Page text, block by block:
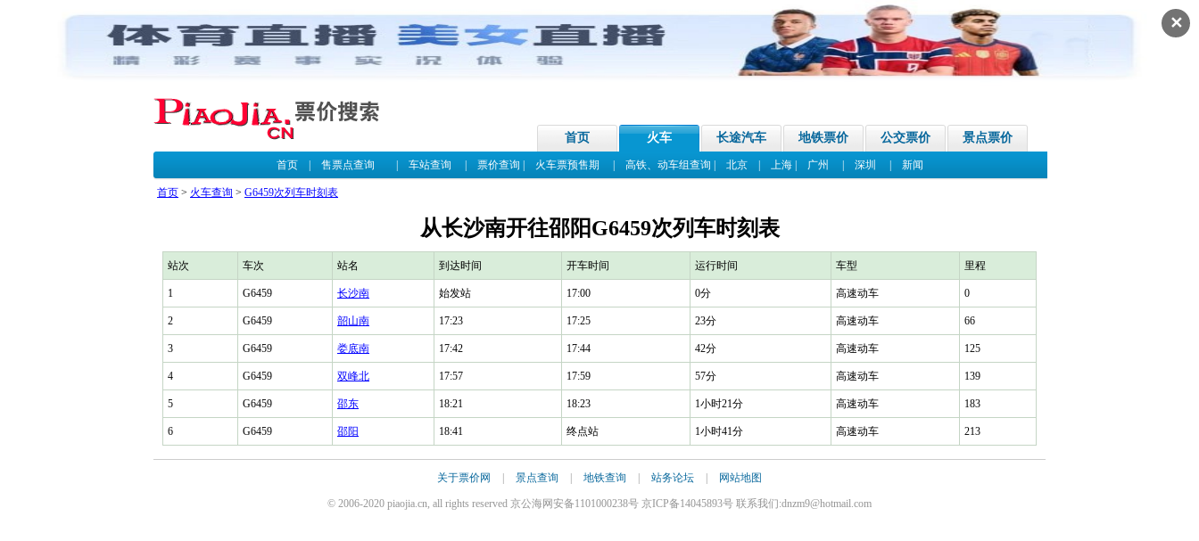
✕
首页 火车 长途汽车 地铁票价 公交票价 景点票价
首页| 售票点查询 车站查询 票价查询 火车票预售期 高铁、动车组查询 北京| 上海| 广州 深圳 新闻
首页 > 火车查询 > G6459次列车时刻表
从长沙南开往邵阳G6459次列车时刻表
站次 车次 站名 到达时间 开车时间 运行时间 车型 里程
1 G6459 长沙南 始发站 17:00 0分 高速动车 0
2 G6459 韶山南 17:23 17:25 23分 高速动车 66
3 G6459 娄底南 17:42 17:44 42分 高速动车 125
4 G6459 双峰北 17:57 17:59 57分 高速动车 139
5 G6459 邵东 18:21 18:23 1小时21分 高速动车 183
6 G6459 邵阳 18:41 终点站 1小时41分 高速动车 213
关于票价网 景点查询 地铁查询 站务论坛 网站地图
© 2006-2020 piaojia.cn, all rights reserved 京公海网安备1101000238号 京ICP备14045893号 联系我们:dnzm9@hotmail.com